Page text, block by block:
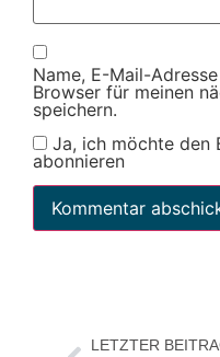
Name, E-Mail-
Browser für meinen
speichern.
Ja, ich möchte den
abonnieren
LETZTER